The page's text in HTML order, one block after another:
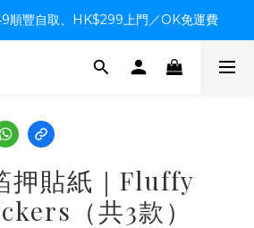
順豐自取、HK$299上門／OK免運費
順豐自取、HK$299上門／OK免運費
信用卡支付至8月中，造成不便感謝諒解
押貼紙｜Fluffy
（共3款）